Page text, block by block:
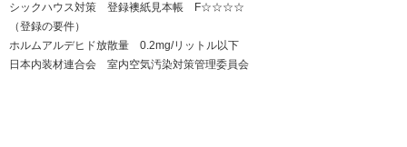
シックハウス対策 登録襖紙見本帳 F☆☆☆☆
（登録の要件）
ホルムアルデヒド放散量 0.2mg/リットル以下
日本内装材連合会 室内空気汚染対策管理委員会